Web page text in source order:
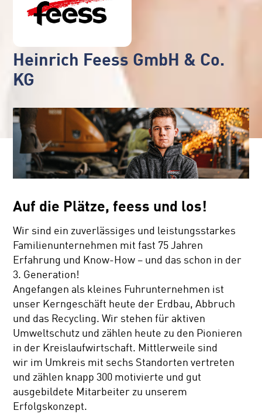
Heinrich Feess GmbH & Co.
KG
Auf die Plätze, feess und los!
Wir sind ein zuverlässiges und leistungsstarkes
Familienunternehmen mit fast 75 Jahren
Erfahrung und Know-How – und das schon in der
3. Generation!
Angefangen als kleines Fuhrunternehmen ist
unser Kerngeschäft heute der Erdbau, Abbruch
und das Recycling. Wir stehen für aktiven
Umweltschutz und zählen heute zu den Pionieren
in der Kreislaufwirtschaft. Mittlerweile sind
wir im Umkreis mit sechs Standorten vertreten
und zählen knapp 300 motivierte und gut
ausgebildete Mitarbeiter zu unserem
Erfolgskonzept.